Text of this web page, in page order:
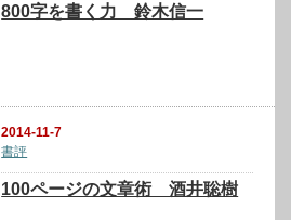
800字を書く力 鈴木信一
2014-11-7
書評
100ページの文章術 酒井聡樹